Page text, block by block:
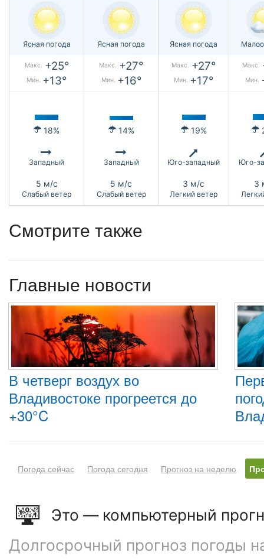
Ясная погода Ясная погода Ясная погода
Макс. +25°
Мин. +13°
Макс. +27°
Мин. +16°
Макс. +27°
Мин. +17°
Макс.
Мин.
18% 14% 19%
Западный Западный Юго-западный Юго-
5 м/с
Слабый ветер
5 м/с
Слабый ветер
3 м/с
Легкий ветер
3
Смотрите также
Главные новости
В четверг воздух во
Владивостоке прогреется до
+30°C
Погода сейчас Погода сегодня Прогноз на неделю
Это — компьютерный
Долгосрочный прогноз погоды